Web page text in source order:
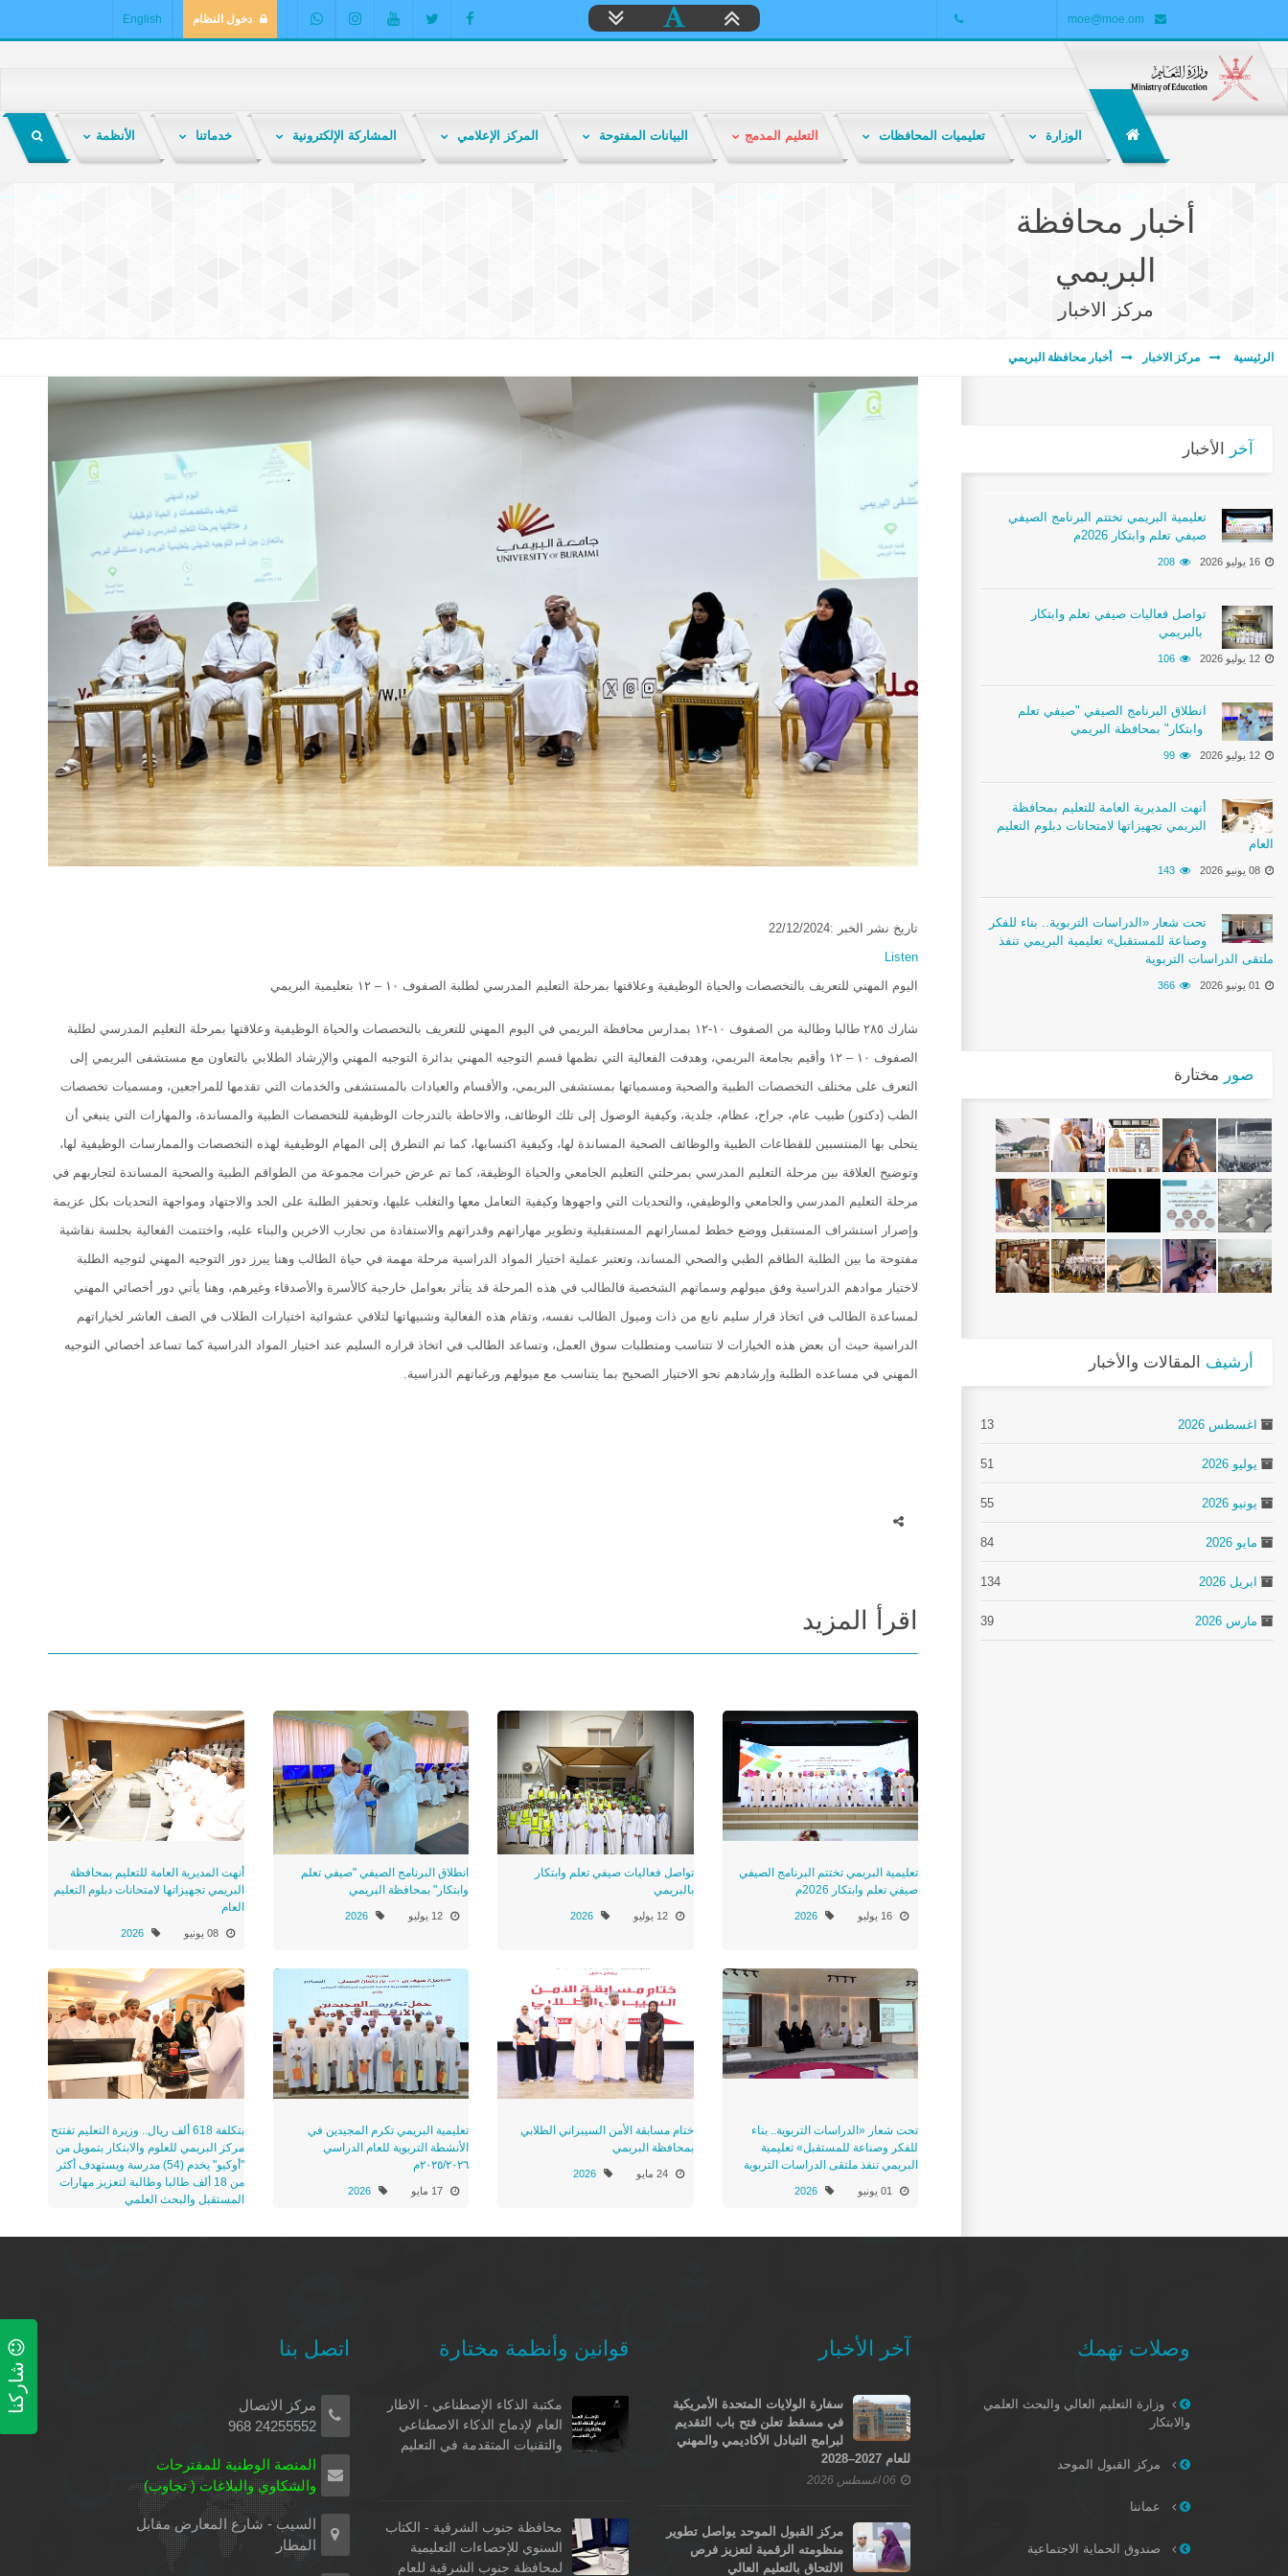
moe@moe.om
+968 24255552 دخول النظام English
الوزارة تعليميات المحافظات التعليم المدمج البيانات المفتوحة المركز الإعلامي المشاركة الإلكترونية خدماتنا الأنظمة
أخبار محافظة
البريمي
مركز الاخبار
الرئيسية مركز الاخبار أخبار محافظة البريمي
تاريخ نشر الخبر :22/12/2024
Listen
اليوم المهني للتعريف بالتخصصات والحياة الوظيفية وعلاقتها بمرحلة التعليم المدرسي لطلبة الصفوف ۱۰ – ۱۲ بتعليمية البريمي
شارك ٢٨٥ طالبا وطالبة من الصفوف ١٠-١٢ بمدارس محافظة البريمي في اليوم المهني للتعريف بالتخصصات والحياة الوظيفية وعلاقتها بمرحلة التعليم المدرسي لطلبة
الصفوف ۱۰ – ۱۲ وأقيم بجامعة البريمي، وهدفت الفعالية التي نظمها قسم التوجيه المهني بدائرة التوجيه المهني والإرشاد الطلابي بالتعاون مع مستشفى البريمي إلى
التعرف على مختلف التخصصات الطبية والصحية ومسمياتها بمستشفى البريمي، والأقسام والعيادات بالمستشفى والخدمات التي تقدمها للمراجعين، ومسميات تخصصات
الطب (دكتور) طبيب عام، جراح، عظام، جلدية، وكيفية الوصول إلى تلك الوظائف، والاحاطة بالتدرجات الوظيفية للتخصصات الطبية والمساندة، والمهارات التي ينبغي أن
يتحلى بها المنتسبين للقطاعات الطبية والوظائف الصحية المساندة لها، وكيفية اكتسابها، كما تم التطرق إلى المهام الوظيفية لهذه التخصصات والممارسات الوظيفية لها،
وتوضيح العلاقة بين مرحلة التعليم المدرسي بمرحلتي التعليم الجامعي والحياة الوظيفة، كما تم عرض خبرات مجموعة من الطواقم الطبية والصحية المساندة لتجاربهم في
مرحلة التعليم المدرسي والجامعي والوظيفي، والتحديات التي واجهوها وكيفية التعامل معها والتغلب عليها، وتحفيز الطلبة على الجد والاجتهاد ومواجهة التحديات بكل عزيمة
وإصرار استشراف المستقبل ووضع خطط لمساراتهم المستقبلية وتطوير مهاراتهم وقدراتهم والاستفادة من تجارب الاخرين والبناء عليه، واختتمت الفعالية بجلسة نقاشية
مفتوحة ما بين الطلبة الطاقم الطبي والصحي المساند، وتعتبر عملية اختيار المواد الدراسية مرحلة مهمة في حياة الطالب وهنا يبرز دور التوجيه المهني لتوجيه الطلبة
لاختيار موادهم الدراسية وفق ميولهم وسماتهم الشخصية فالطالب في هذه المرحلة قد يتأثر بعوامل خارجية كالأسرة والأصدقاء وغيرهم، وهنا يأتي دور أخصائي المهني
لمساعدة الطالب في اتخاذ قرار سليم نابع من ذات وميول الطالب نفسه، وتقام هذه الفعالية وشبيهاتها لتلافي عشوائية اختيارات الطلاب في الصف العاشر لخياراتهم
الدراسية حيث أن بعض هذه الخيارات لا تتناسب ومتطلبات سوق العمل، وتساعد الطالب في اتخاذ قراره السليم عند اختيار المواد الدراسية كما تساعد أخصائي التوجيه
المهني في مساعده الطلبة وإرشادهم نحو الاختيار الصحيح بما يتناسب مع ميولهم ورغباتهم الدراسية.
اقرأ المزيد
تعليمية البريمي تختتم البرنامج الصيفي
صيفي تعلم وابتكار 2026م
16 يوليو 2026
تواصل فعاليات صيفي تعلم وابتكار
بالبريمي
12 يوليو 2026
انطلاق البرنامج الصيفي "صيفي تعلم
وابتكار" بمحافظة البريمي
12 يوليو 2026
أنهت المديرية العامة للتعليم بمحافظة
البريمي تجهيزاتها لامتحانات دبلوم التعليم
العام
08 يونيو 2026
تحت شعار «الدراسات التربوية.. بناء
للفكر وصناعة للمستقبل» تعليمية
البريمي تنفذ ملتقى الدراسات التربوية
01 يونيو 2026
ختام مسابقة الأمن السيبراني الطلابي
بمحافظة البريمي
24 مايو 2026
تعليمية البريمي تكرم المجيدين في
الأنشطة التربوية للعام الدراسي
٢٠٢٥/٢٠٢٦م
17 مايو 2026
بتكلفة 618 ألف ريال.. وزيرة التعليم تفتتح
مركز البريمي للعلوم والابتكار بتمويل من
"أوكيو" يخدم (54) مدرسة ويستهدف أكثر
من 18 ألف طالبا وطالبة لتعزيز مهارات
المستقبل والبحث العلمي
آخر الأخبار
تعليمية البريمي تختتم البرنامج الصيفي
صيفي تعلم وابتكار 2026م
16 يوليو 2026 208
تواصل فعاليات صيفي تعلم وابتكار
12 يوليو 2026 106
انطلاق البرنامج الصيفي "صيفي تعلم
12 يوليو 2026 99
أنهت المديرية العامة للتعليم بمحافظة
البريمي تجهيزاتها لامتحانات دبلوم التعليم
العام
08 يونيو 2026 143
تحت شعار «الدراسات التربوية.. بناء للفكر
وصناعة للمستقبل» تعليمية البريمي تنفذ
ملتقى الدراسات التربوية
01 يونيو 2026 366
صور مختارة
أرشيف المقالات والأخبار
اغسطس 2026 13
يوليو 2026 51
يونيو 2026 55
مايو 2026 84
ابريل 2026 134
مارس 2026 39
وصلات تهمك
وزارة التعليم العالي والبحث العلمي
والابتكار
مركز القبول الموحد
عماننا
صندوق الحماية الاجتماعية
آخر الأخبار
سفارة الولايات المتحدة الأمريكية
في مسقط تعلن فتح باب التقديم
لبرامج التبادل الأكاديمي والمهني
للعام 2027–2028
06 اغسطس 2026
مركز القبول الموحد يواصل تطوير
منظومته الرقمية لتعزيز فرص
الالتحاق بالتعليم العالي
قوانين وأنظمة مختارة
مكتبة الذكاء الإصطناعي - الاطار
العام لإدماج الذكاء الاصطناعي
والتقنيات المتقدمة في التعليم
محافظة جنوب الشرقية - الكتاب
السنوي للإحصاءات التعليمية
لمحافظة جنوب الشرقية للعام
اتصل بنا
مركز الاتصال
24255552 968
المنصة الوطنية للمقترحات
والشكاوي والبلاغات ( تجاوب)
السيب - شارع المعارض مقابل
المطار
شاركنا